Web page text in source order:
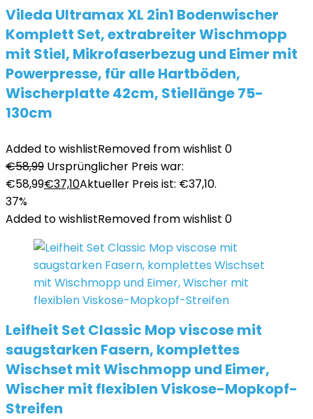
Vileda Ultramax XL 2in1 Bodenwischer
Komplett Set, extrabreiter Wischmopp
mit Stiel, Mikrofaserbezug und Eimer mit
Powerpresse, für alle Hartböden,
Wischerplatte 42cm, Stiellänge 75-
130cm
Added to wishlistRemoved from wishlist 0
€58,99 Ursprünglicher Preis war:
€58,99€37,10Aktueller Preis ist: €37,10.
37%
Added to wishlistRemoved from wishlist 0
Leifheit Set Classic Mop viscose mit
saugstarken Fasern, komplettes
Wischset mit Wischmopp und Eimer,
Wischer mit flexiblen Viskose-Mopkopf-
Streifen